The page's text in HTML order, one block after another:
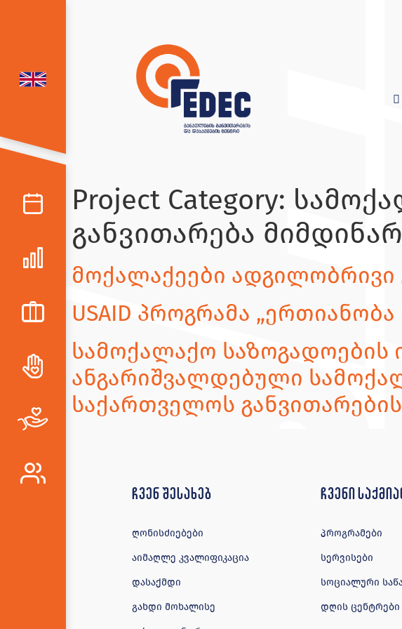
Project Category:
განვითარება
მოქალაქეები ადგილობრივი
USAID პროგრამა
სამოქალაქო საზოგადოების
ანგარიშვალდებული
საქართველოს
ჩვენ შესახებ
ღონისძიებები
აიმაღლე კვალიფიკაცია
დასაქმდი
გახდი მოხალისე
ჩვენი
პროგრამები
სერვისები
სოციალური
დღის ცენტრები